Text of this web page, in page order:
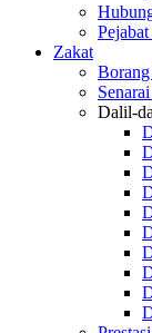
Zakat
Dalil-